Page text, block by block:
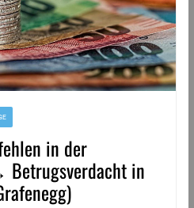
in der
Betrugsverdacht in